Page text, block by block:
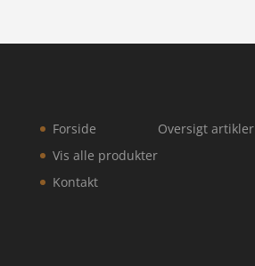
Forside
Vis alle produkter
Kontakt
Oversigt artikler